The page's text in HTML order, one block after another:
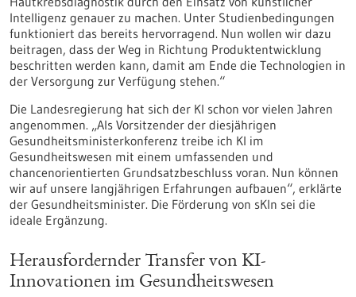
Intelligenz genauer zu machen. Unter Studienbedingungen
funktioniert das bereits hervorragend. Nun wollen wir dazu
beitragen, dass der Weg in Richtung Produktentwicklung
beschritten werden kann, damit am Ende die Technologien in
der Versorgung zur Verfügung stehen.“
Die Landesregierung hat sich der KI schon vor vielen Jahren
angenommen. „Als Vorsitzender der diesjährigen
Gesundheitsministerkonferenz treibe ich KI im
Gesundheitswesen mit einem umfassenden und
chancenorientierten Grundsatzbeschluss voran. Nun können
wir auf unsere langjährigen Erfahrungen aufbauen“, erklärte
der Gesundheitsminister. Die Förderung von sKIn sei die
ideale Ergänzung.
Herausfordernder Transfer von KI-
Innovationen im Gesundheitswesen